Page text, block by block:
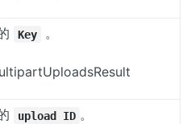
Key
。
upload ID 。